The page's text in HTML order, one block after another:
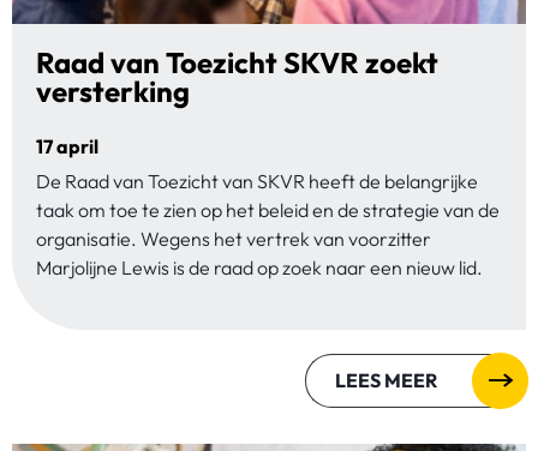
Raad van Toezicht SKVR zoekt
versterking
17 april
De Raad van Toezicht van SKVR heeft de belangrijke
taak om toe te zien op het beleid en de strategie van de
organisatie. Wegens het vertrek van voorzitter
Marjolijne Lewis is de raad op zoek naar een nieuw lid.
LEES MEER